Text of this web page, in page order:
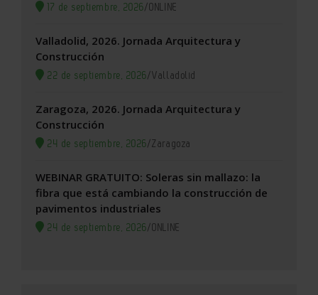
17 de septiembre, 2026/ONLINE
Valladolid, 2026. Jornada Arquitectura y
Construcción
22 de septiembre, 2026/Valladolid
Zaragoza, 2026. Jornada Arquitectura y
Construcción
24 de septiembre, 2026/Zaragoza
WEBINAR GRATUITO: Soleras sin mallazo: la
fibra que está cambiando la construcción de
pavimentos industriales
24 de septiembre, 2026/ONLINE